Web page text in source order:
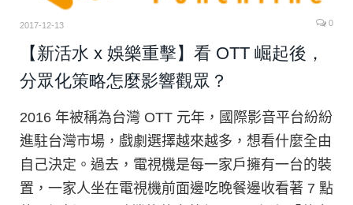
2017-12-13 0
【新活水 x 娛樂重擊】看 OTT 崛起後，
分眾化策略怎麼影響觀眾？
2016 年被稱為台灣 OTT 元年，國際影音平台紛紛
進駐台灣市場，戲劇選擇越來越多，想看什麼全由
自己決定。過去，電視機是每一家戶擁有一台的裝
置，一家人坐在電視機前面邊吃晚餐邊收看著 7 點